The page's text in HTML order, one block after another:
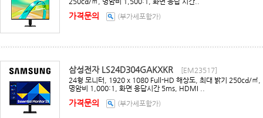
가격문의 (부가세포함가)
삼성전자 LS24D304GAKXKR
[EM23517]
24형 모니터, 1920 x 1080 Full-HD 해상도, 최대 밝기 250cd/㎡,
명암비 1,000:1, 화면 응답시간 5ms, HDMI ..
가격문의 (부가세포함가)